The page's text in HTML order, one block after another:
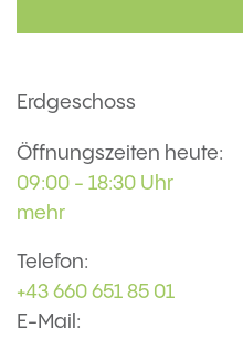
Erdgeschoss
Öffnungszeiten heute:
09:00 - 18:30 Uhr
mehr
Telefon:
+43 660 651 85 01
E-Mail: